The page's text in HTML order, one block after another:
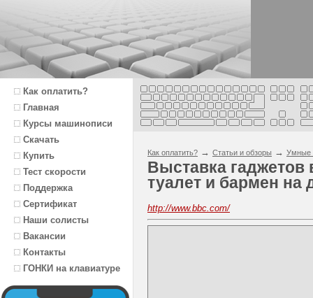
Как оплатить?
Главная
Курсы машинописи
Скачать
Купить
Тест скорости
Поддержка
Сертификат
Наши солисты
Вакансии
Контакты
ГОНКИ на клавиатуре
Как оплатить? → Статьи и обзоры → Умные
Выставка гаджетов
туалет и бармен на
http://www.bbc.com/